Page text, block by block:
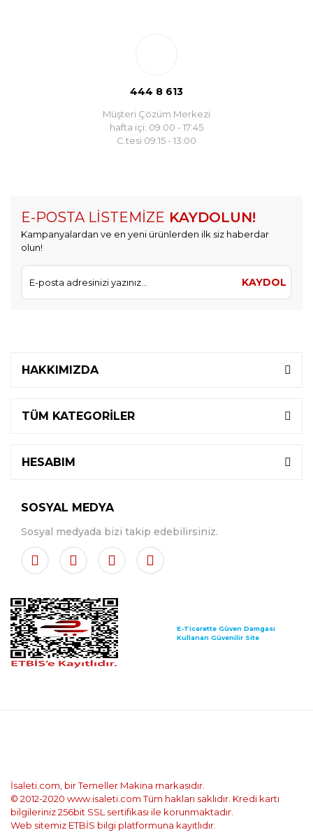
444 8 613
Müşteri Çözüm Merkezi
hafta içi: 09:00 - 17:45
C.tesi 09:15 - 13:00
E-POSTA LİSTEMİZE KAYDOLUN!
Kampanyalardan ve en yeni ürünlerden ilk siz haberdar
olun!
KAYDOL
HAKKIMIZDA
TÜM KATEGORİLER
HESABIM
SOSYAL MEDYA
Sosyal medyada bizi takip edebilirsiniz.
E-Ticarette Güven Damgası
Kullanan Güvenilir Site
İsaleti.com, bir Temeller Makina markasıdır.
© 2012-2020 www.isaleti.com Tüm hakları saklıdır. Kredi kartı
bilgileriniz 256bit SSL sertifikası ile korunmaktadır.
Web sitemiz ETBİS bilgi platformuna kayıtlıdır.